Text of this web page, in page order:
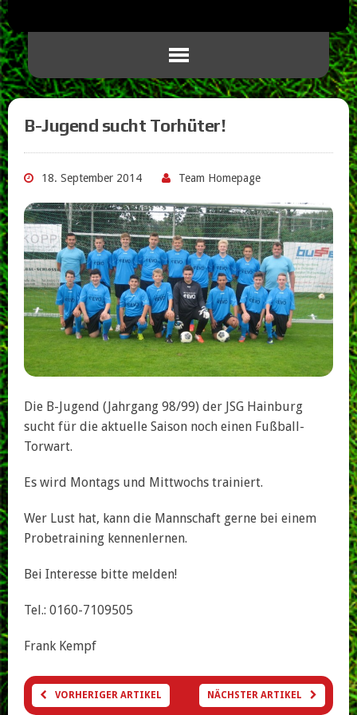
B-Jugend sucht Torhüter!
18. September 2014 Team Homepage
Die B-Jugend (Jahrgang 98/99) der JSG Hainburg
sucht für die aktuelle Saison noch einen Fußball-
Torwart.
Es wird Montags und Mittwochs trainiert.
Wer Lust hat, kann die Mannschaft gerne bei einem
Probetraining kennenlernen.
Bei Interesse bitte melden!
Tel.: 0160-7109505
Frank Kempf
VORHERIGER ARTIKEL NÄCHSTER ARTIKEL